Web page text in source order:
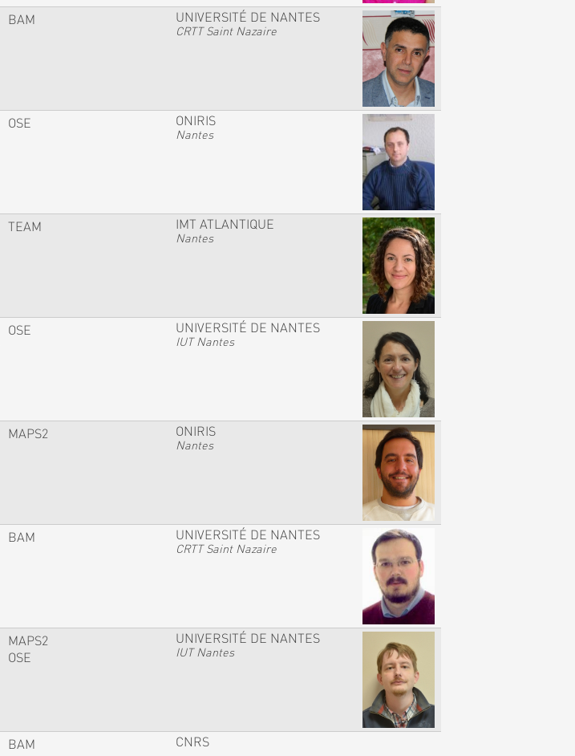
BAM UNIVERSITÉ DE NANTES
CRTT Saint Nazaire
OSE ONIRIS
Nantes
TEAM IMT ATLANTIQUE
Nantes
OSE UNIVERSITÉ DE NANTES
IUT Nantes
MAPS2 ONIRIS
Nantes
BAM UNIVERSITÉ DE NANTES
CRTT Saint Nazaire
MAPS2
OSE
UNIVERSITÉ DE NANTES
IUT Nantes
BAM CNRS